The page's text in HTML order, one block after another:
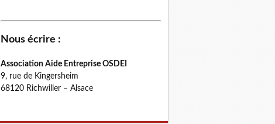
Nous écrire :
Association Aide Entreprise OSDEI
9, rue de Kingersheim
68120 Richwiller – Alsace